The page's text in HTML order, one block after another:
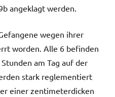
angeklagt werden.
wegen ihrer
worden. Alle 6 befinden
am Tag auf der
stark reglementiert
einer zentimeterdicken